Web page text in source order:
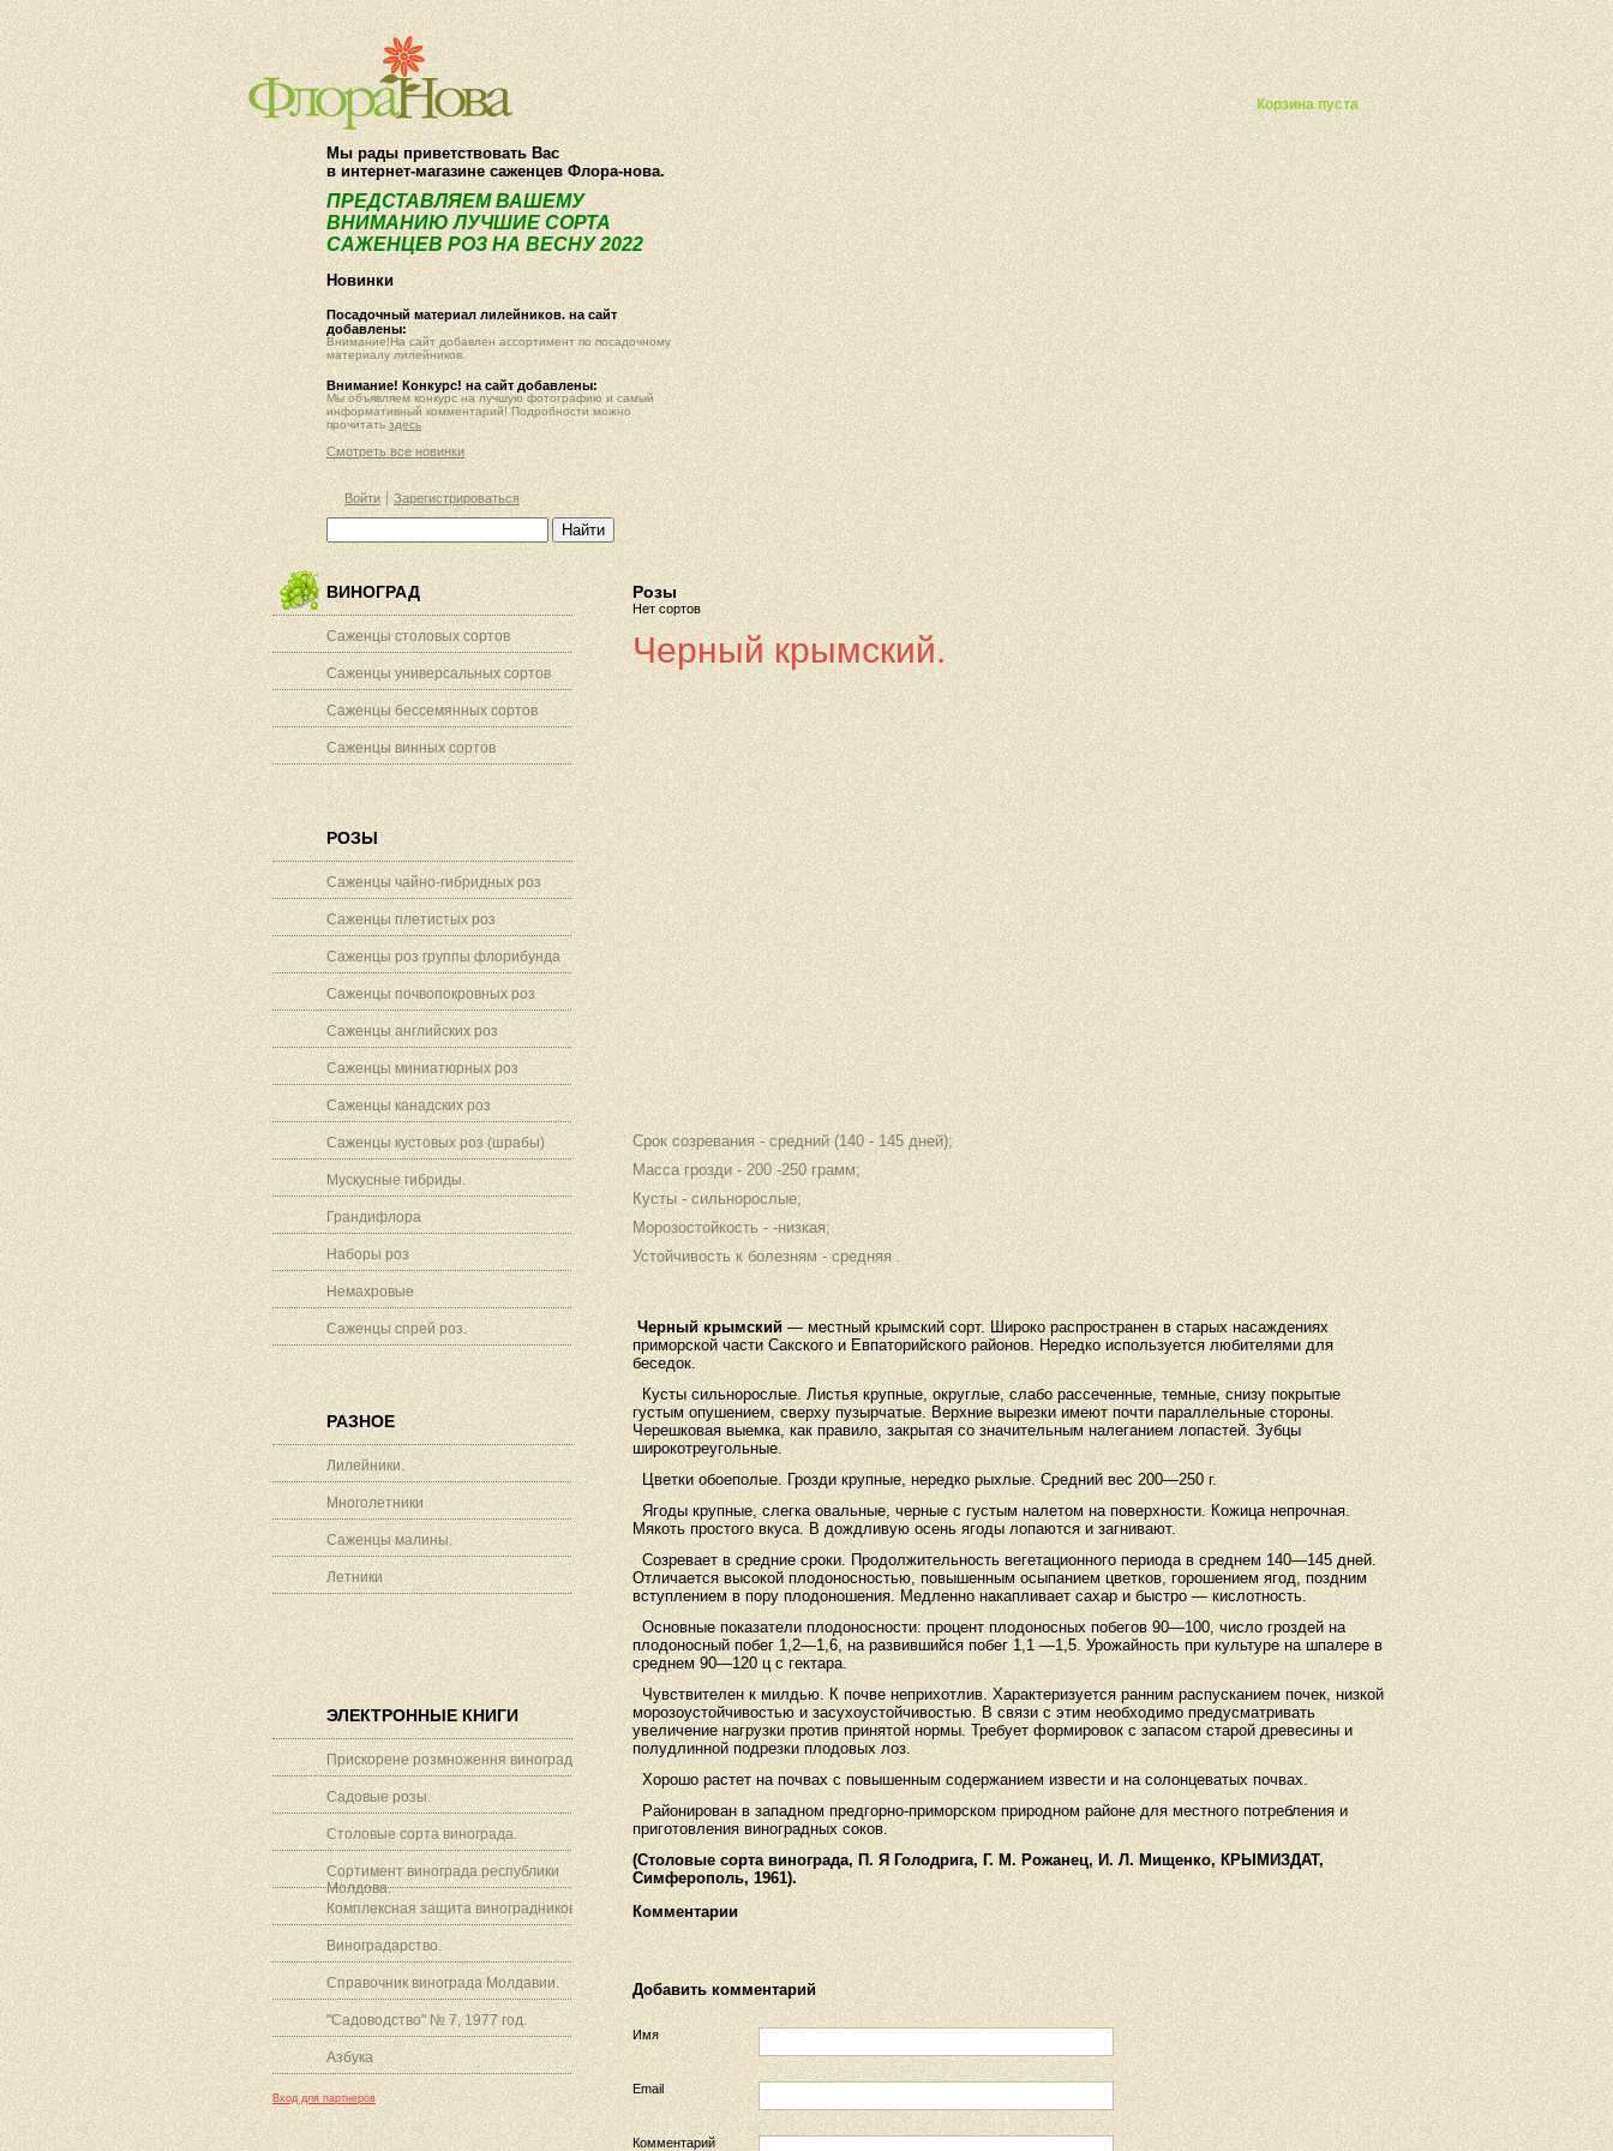
Корзина пуста
О компании Как купить Фотогалерея Статьи Опт Контакты
Мы рады приветствовать Вас
в интернет-магазине саженцев Флора-нова.
ПРЕДСТАВЛЯЕМ ВАШЕМУ
ВНИМАНИЮ ЛУЧШИЕ СОРТА
САЖЕНЦЕВ РОЗ НА ВЕСНУ 2022
Новинки
Посадочный материал лилейников. на сайт
добавлены:
Внимание!На сайт добавлен ассортимент по посадочному
материалу лилейников.
Внимание! Конкурс! на сайт добавлены:
Мы объявляем конкурс на лучшую фотографию и самый
информативный комментарий! Подробности можно
прочитать здесь
Смотреть все новинки
Войти Зарегистрироваться
ВИНОГРАД
Саженцы столовых сортов
Саженцы универсальных сортов
Саженцы бессемянных сортов
Саженцы винных сортов
РОЗЫ
Саженцы чайно-гибридных роз
Саженцы плетистых роз
Саженцы роз группы флорибунда
Саженцы почвопокровных роз
Саженцы английских роз
Саженцы миниатюрных роз
Саженцы канадских роз
Саженцы кустовых роз (шрабы)
Мускусные гибриды.
Грандифлора
Наборы роз
Немахровые
Саженцы спрей роз.
РАЗНОЕ
Лилейники.
Многолетники
Саженцы малины.
Летники
ЭЛЕКТРОННЫЕ КНИГИ
Прискорене розмноження винограду.
Садовые розы.
Столовые сорта винограда.
Сортимент винограда республики
Молдова.
Комплексная защита виноградников.
Виноградарство.
Справочник винограда Молдавии.
"Садоводство" № 7, 1977 год.
Азбука
Вход для партнеров
Розы
Нет сортов
Черный крымский.
Срок созревания - средний (140 - 145 дней);
Масса грозди - 200 -250 грамм;
Кусты - сильнорослые;
Морозостойкость - -низкая;
Устойчивость к болезням - средняя .
Черный крымский — местный крымский сорт. Широко распространен в старых насаждениях
приморской части Сакского и Евпаторийского районов. Нередко используется любителями для
беседок.
Кусты сильнорослые. Листья крупные, округлые, слабо рассеченные, темные, снизу покрытые
густым опушением, сверху пузырчатые. Верхние вырезки имеют почти параллельные стороны.
Черешковая выемка, как правило, закрытая со значительным налеганием лопастей. Зубцы
широкотреугольные.
Цветки обоеполые. Грозди крупные, нередко рыхлые. Средний вес 200—250 г.
Ягоды крупные, слегка овальные, черные с густым налетом на поверхности. Кожица непрочная.
Мякоть простого вкуса. В дождливую осень ягоды лопаются и загнивают.
Созревает в средние сроки. Продолжительность вегетационного периода в среднем 140—145 дней.
Отличается высокой плодоносностью, повышенным осыпанием цветков, горошением ягод, поздним
вступлением в пору плодоношения. Медленно накапливает сахар и быстро — кислотность.
Основные показатели плодоносности: процент плодоносных побегов 90—100, число гроздей на
плодоносный побег 1,2—1,6, на развившийся побег 1,1 —1,5. Урожайность при культуре на шпалере в
среднем 90—120 ц с гектара.
Чувствителен к милдью. К почве неприхотлив. Характеризуется ранним распусканием почек, низкой
морозоустойчивостью и засухоустойчивостью. В связи с этим необходимо предусматривать
увеличение нагрузки против принятой нормы. Требует формировок с запасом старой древесины и
полудлинной подрезки плодовых лоз.
Хорошо растет на почвах с повышенным содержанием извести и на солонцеватых почвах.
Районирован в западном предгорно-приморском природном районе для местного потребления и
приготовления виноградных соков.
(Столовые сорта винограда, П. Я Голодрига, Г. М. Рожанец, И. Л. Мищенко, КРЫМИЗДАТ,
Симферополь, 1961).
Комментарии
Добавить комментарий
Имя
Email
Комментарий